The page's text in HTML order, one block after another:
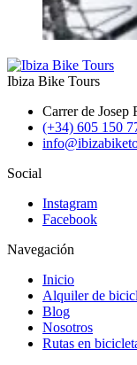
Ibiza Bike Tours
Carrer de Josep
(+34) 605 150
Social
Instagram
Facebook
Navegación
Inicio
Alquiler de
Blog
Nosotros
Rutas en